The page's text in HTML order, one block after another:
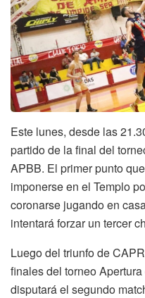
Este lunes, desde las
partido de la final del
APBB. El primer punto
imponerse en el Templo
coronarse jugando en
intentará forzar un tercer
Luego del triunfo de
finales del torneo
disputará el segundo